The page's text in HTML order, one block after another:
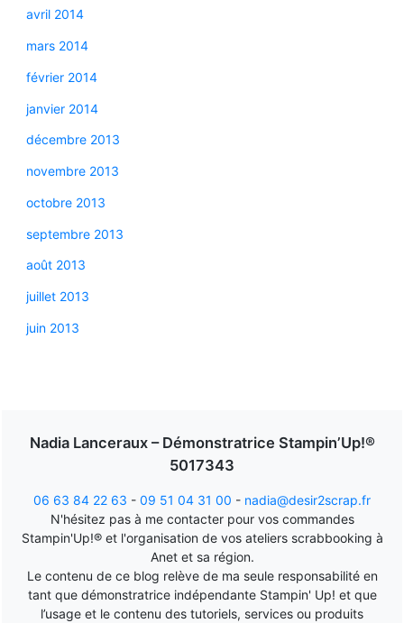
avril 2014
mars 2014
février 2014
janvier 2014
décembre 2013
novembre 2013
octobre 2013
septembre 2013
août 2013
juillet 2013
juin 2013
Nadia Lanceraux – Démonstratrice Stampin’Up!®
5017343
06 63 84 22 63 - 09 51 04 31 00 - nadia@desir2scrap.fr
N'hésitez pas à me contacter pour vos commandes
Stampin'Up!® et l'organisation de vos ateliers scrabbooking à
Anet et sa région.
Le contenu de ce blog relève de ma seule responsabilité en
tant que démonstratrice indépendante Stampin' Up! et que
l’usage et le contenu des tutoriels, services ou produits